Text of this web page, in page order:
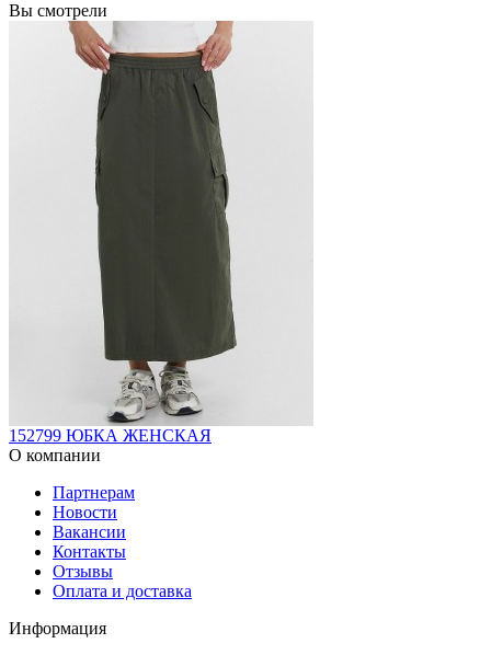
Вы смотрели
152799 ЮБКА ЖЕНСКАЯ
О компании
Партнерам
Новости
Вакансии
Контакты
Отзывы
Оплата и доставка
Информация